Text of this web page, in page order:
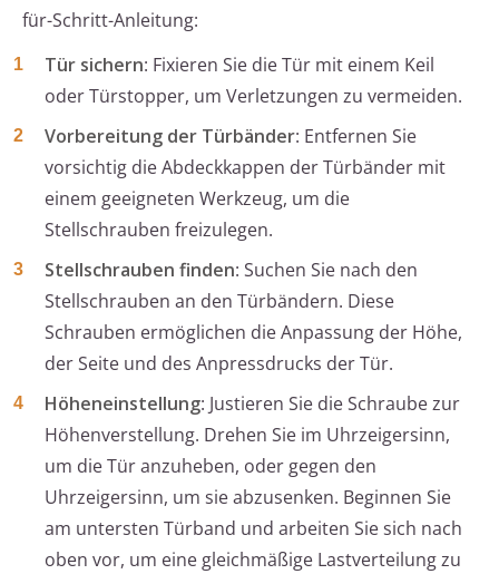
für-Schritt-Anleitung:
Tür sichern: Fixieren Sie die Tür mit einem Keil
oder Türstopper, um Verletzungen zu vermeiden.
Vorbereitung der Türbänder: Entfernen Sie
vorsichtig die Abdeckkappen der Türbänder mit
einem geeigneten Werkzeug, um die
Stellschrauben freizulegen.
Stellschrauben finden: Suchen Sie nach den
Stellschrauben an den Türbändern. Diese
Schrauben ermöglichen die Anpassung der Höhe,
der Seite und des Anpressdrucks der Tür.
Höheneinstellung: Justieren Sie die Schraube zur
Höhenverstellung. Drehen Sie im Uhrzeigersinn,
um die Tür anzuheben, oder gegen den
Uhrzeigersinn, um sie abzusenken. Beginnen Sie
am untersten Türband und arbeiten Sie sich nach
oben vor, um eine gleichmäßige Lastverteilung zu